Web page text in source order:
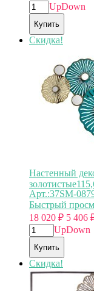
UpDown
Купить
Скидка!
Настенный
Арт.:37SM-
Быстрый
18 020 ₽ 5 406
UpDown
Купить
Скидка!